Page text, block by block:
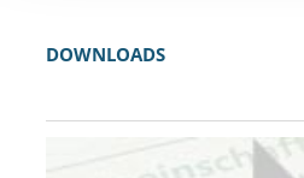
DOWNLOADS